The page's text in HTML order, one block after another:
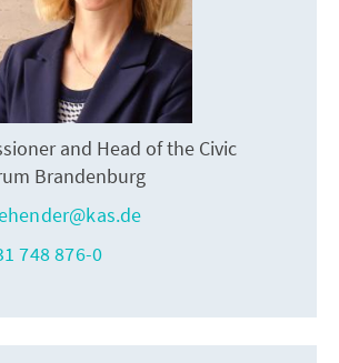
and Head of the Civic
Brandenburg
748 876-0